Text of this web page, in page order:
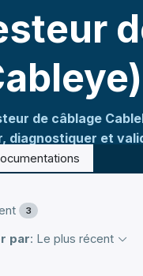
de câblage
diagnostiquer et
3
par: Le plus récent